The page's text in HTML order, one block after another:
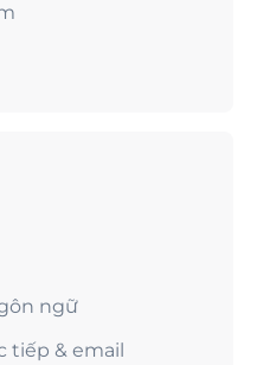
ngữ
tiếp & email